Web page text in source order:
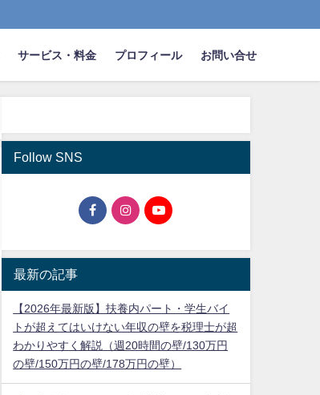
サービス・料金 プロフィール お問い合せ
Follow SNS
最新の記事
【2026年最新版】扶養内パート・学生バイ
トが超えてはいけない年収の壁を税理士が超
わかりやすく解説（週20時間の壁/130万円
の壁/150万円の壁/178万円の壁）